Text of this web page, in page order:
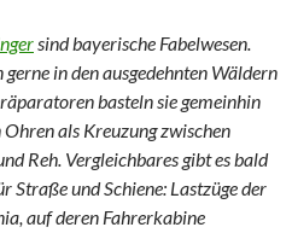
sind bayerische Fabelwesen.
in den ausgedehnten Wäldern
basteln sie gemeinhin
als Kreuzung zwischen
Reh. Vergleichbares gibt es bald
Straße und Schiene: Lastzüge der
auf deren Fahrerkabine